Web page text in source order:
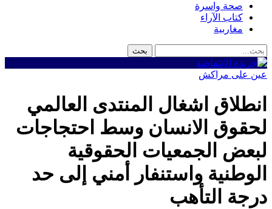
صحة واسرة
كتاب الآراء
مغاربية
عين على مراكش
انطلاق اشغال المنتدى العالمي
لحقوق الانسان وسط احتجاجات
لبعض الجمعيات الحقوقية
الوطنية واستنفار أمني إلى حد
درجة التأهب